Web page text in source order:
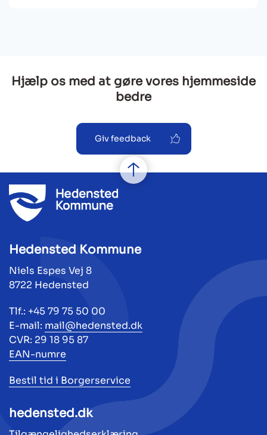
Hjælp os med at gøre vores hjemmeside
bedre
Giv feedback
Hedensted Kommune
Niels Espes Vej 8
8722 Hedensted
Tlf.: +45 79 75 50 00
E-mail: mail@hedensted.dk
CVR: 29 18 95 87
EAN-numre
Bestil tid i Borgerservice
hedensted.dk